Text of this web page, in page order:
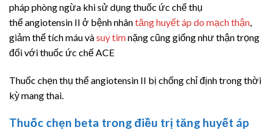
pháp phòng ngừa khi sử dụng thuốc ức chế thụ
thểangiotensin II ở bệnh nhântăng huyết áp do mạch thận,
giảm thể tích máu vàsuy timnặng cũng giống như thận trọng
đối với thuốc ức chế ACE
Thuốc chẹn thụ thểangiotensin II bị chống chỉ định trong thời
kỳ mang thai.
Thuốc chẹn beta trong điều trị tăng huyết áp